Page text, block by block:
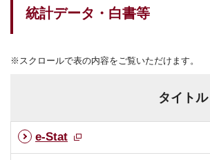
統計データ・白書等
※スクロールで表の内容をご覧いただけます。
タイトル
e-Stat